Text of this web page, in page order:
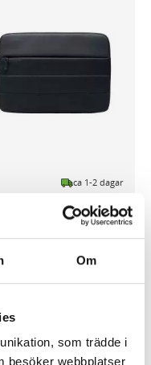
Om
som trädde i
besöker webbplatser
ca 1-2 dagar